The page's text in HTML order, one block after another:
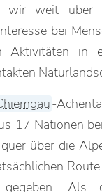
wir weit über
bei
Aktivitäten in
-
17 Nationen
über die
Als